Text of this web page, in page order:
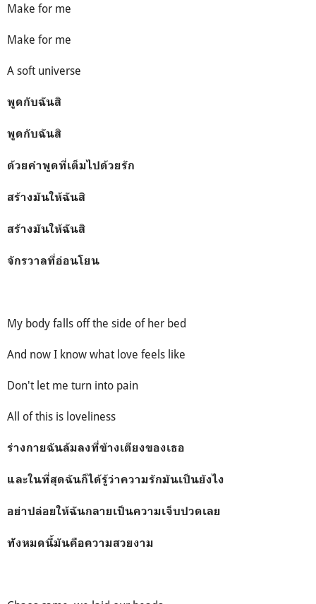
Make for me
Make for me
A soft universe
พูดกับฉันสิ
พูดกับฉันสิ
ด้วยคำพูดที่เต็มไปด้วยรัก
สร้างมันให้ฉันสิ
สร้างมันให้ฉันสิ
จักรวาลที่อ่อนโยน
My body falls off the side of her bed
And now I know what love feels like
Don't let me turn into pain
All of this is loveliness
ร่างกายฉันล้มลงที่ข้างเตียงของเธอ
และในที่สุดฉันก็ได้รู้ว่าความรักมันเป็นยังไง
อย่าปล่อยให้ฉันกลายเป็นความเจ็บปวดเลย
ท้ังหมดนี้มันคือความสวยงาม